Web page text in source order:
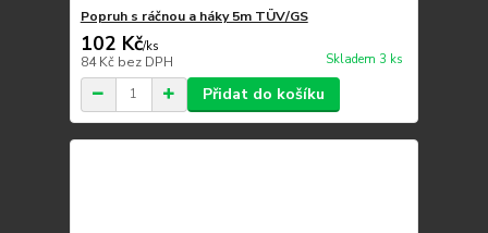
Popruh s ráčnou a háky 5m TÜV/GS
102 Kč/ks
84 Kč bez DPH Skladem 3 ks
Přidat do košíku